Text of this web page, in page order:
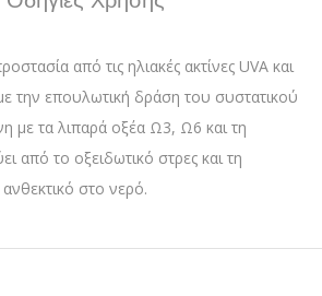
από τις ηλιακές ακτίνες UVA και
την επουλωτική δράση του συστατικού
με τα λιπαρά οξέα Ω3, Ω6 και τη
από το οξειδωτικό στρες και τη
στο νερό.